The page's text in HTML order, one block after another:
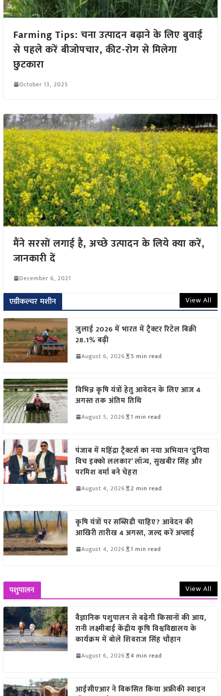
Farming Tips: चना उत्पादन बढ़ाने के लिए बुवाई
से पहले करें बीजोपचार, कीट-रोग से मिलेगा
छुटकारा
October 13, 2025
मैंने सरसों लगाई है, अच्छे उत्पादन के लिये क्या करें,
जानकारी दें
December 6, 2021
एग्रीकल्चर मशीन View All
जुलाई 2026 में भारत में ट्रैक्टर रिटेल बिक्री
28.1% बढ़ी
August 6, 2026 5 min read
विभिन्न कृषि यंत्रों हेतु आवेदन के लिए आज 4
अगस्त तक अंतिम तिथि
August 5, 2026 1 min read
पंजाब में महिंद्रा ट्रैक्टर्स का नया अभियान ‘दुनिया
विच इक्को ललकार’ लॉन्च, सुखबीर सिंह और
परमिश वर्मा बने चेहरा
August 4, 2026 2 min read
कृषि यंत्रों पर सब्सिडी चाहिए? आवेदन की
आखिरी तारीख 4 अगस्त, जल्द करें अप्लाई
August 4, 2026 1 min read
पशुपालन View All
वैज्ञानिक पशुपालन से बढ़ेगी किसानों की आय,
रानी लक्ष्मीबाई केंद्रीय कृषि विश्वविद्यालय के
कार्यक्रम में बोले शिवराज सिंह चौहान
August 6, 2026 4 min read
आईसीएआर ने विकसित किया अफ्रीकी स्वाइन